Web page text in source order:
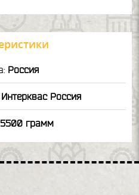
Россия
Интерквас Россия
5500 грамм